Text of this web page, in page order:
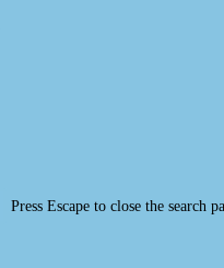
Press Escape to close the search